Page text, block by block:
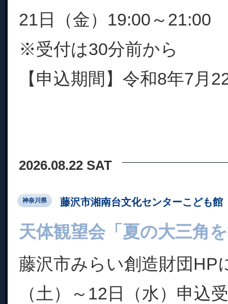
21日（金）19:00～21:00
※受付は30分前から
【申込期間】令和8年7月
2026.08.22 SAT
神奈川県 藤沢市湘南台文化センターこども館
天体観望会「夏の大三角
藤沢市みらい創造財団HP
（土）～12日（水）申込